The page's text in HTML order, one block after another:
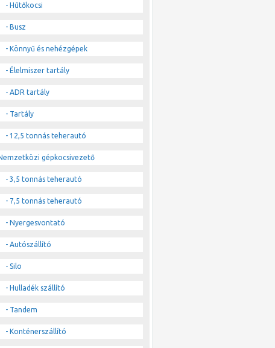
- Hűtőkocsi
- Busz
- Könnyű és nehézgépek
- Élelmiszer tartály
- ADR tartály
- Tartály
- 12,5 tonnás teherautó
gépkocsivezető
- 3,5 tonnás teherautó
- 7,5 tonnás teherautó
- Nyergesvontató
- Autószállító
- Silo
- Hulladék szállító
- Tandem
- Konténerszállító